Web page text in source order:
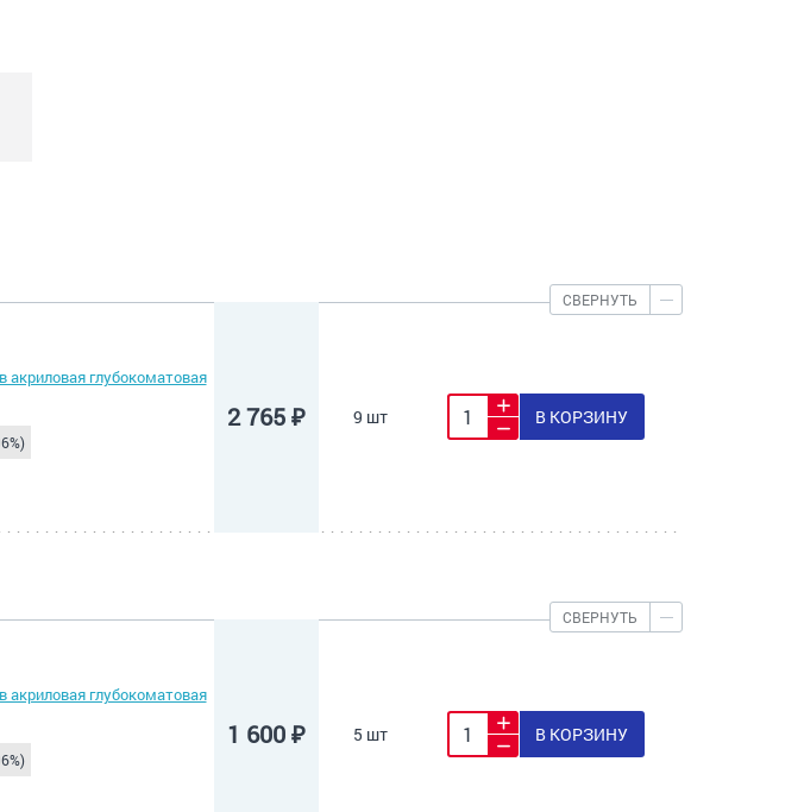
СВЕРНУТЬ
глубокоматовая
2 765 ₽ 9 шт В КОРЗИНУ
СВЕРНУТЬ
глубокоматовая
1 600 ₽ 5 шт В КОРЗИНУ